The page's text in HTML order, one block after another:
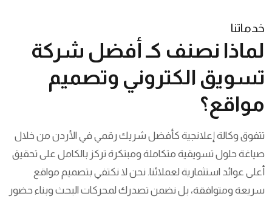
خدماتنا
لماذا نصنف كـ أفضل شركة
تسويق الكتروني وتصميم
مواقع؟
تتفوق وكالة إعلانجية كأفضل شريك رقمي في الأردن من خلال
صياغة حلول تسويقية متكاملة ومبتكرة تركز بالكامل على تحقيق
أعلى عوائد استثمارية لعملائنا. نحن لا نكتفي بتصميم مواقع
سريعة ومتوافقة، بل نضمن تصدرك لمحركات البحث وبناء حضور